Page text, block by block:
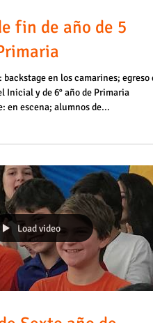
fin de año de 5
backstage en los camarines; egreso
en escena; alumnos de...
Load video